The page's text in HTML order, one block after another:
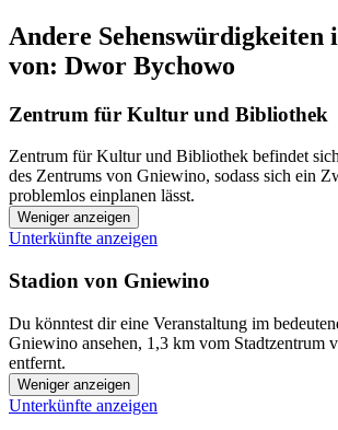
Andere Sehenswürdigkeiten
von: Dwor Bychowo
Zentrum für Kultur und Bibliothek
Zentrum für Kultur und Bibliothek befindet
des Zentrums von Gniewino, sodass sich ein
problemlos einplanen lässt.
Weniger anzeigen
Unterkünfte anzeigen
Stadion von Gniewino
Du könntest dir eine Veranstaltung im
Gniewino ansehen, 1,3 km vom Stadtzentrum
entfernt.
Weniger anzeigen
Unterkünfte anzeigen